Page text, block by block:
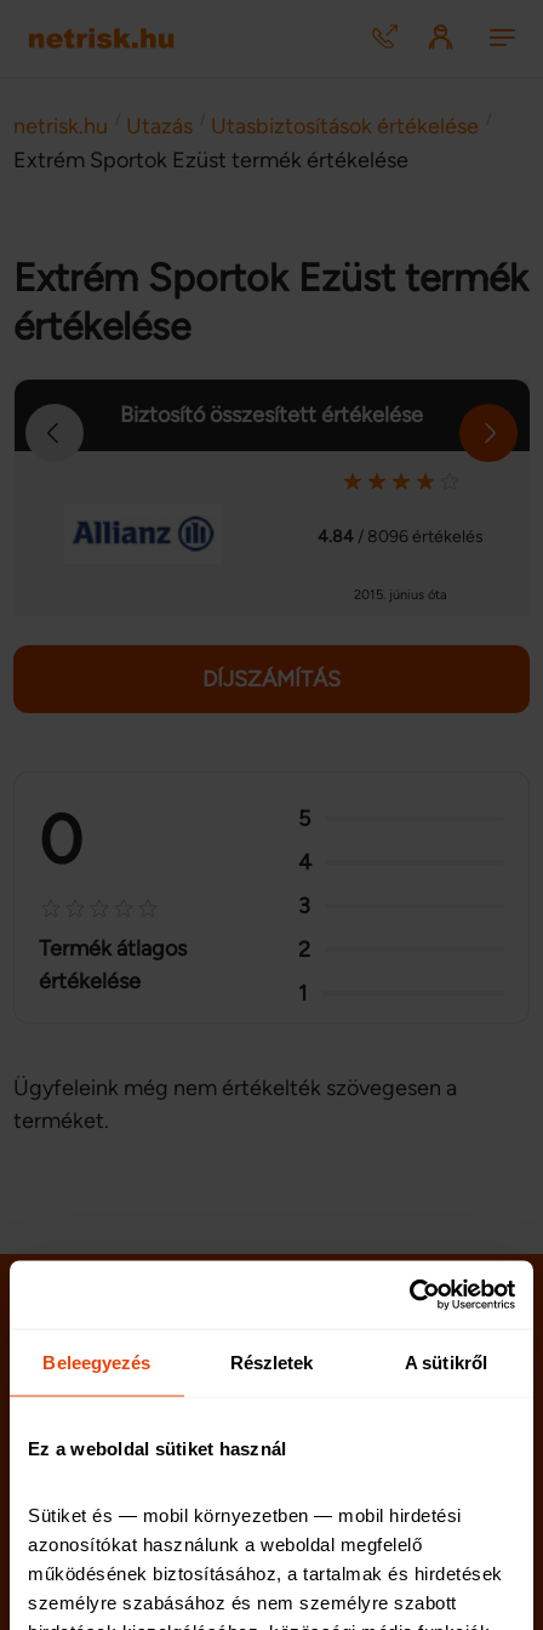
Beleegyezés Részletek A sütikről
Ez a weboldal sütiket használ
Sütiket és — mobil környezetben — mobil hirdetési
azonosítókat használunk a weboldal megfelelő
működésének biztosításához, a tartalmak és hirdetések
személyre szabásához és nem személyre szabott
netrisk.hu Utazás Utasbiztosítások értékelése
Extrém Sportok Ezüst termék értékelése
Extrém Sportok Ezüst termék
értékelése
Biztosító összesített értékelése
4.84 / 8096 értékelés
2015. június óta
DÍJSZÁMÍTÁS
0
Termék átlagos
értékelése
5
4
3
2
1
Ügyfeleink még nem értékelték szövegesen a
terméket.
Kötelező biztosítás
Casco biztosítás
Lakásbiztosítás
Utasbiztosítás